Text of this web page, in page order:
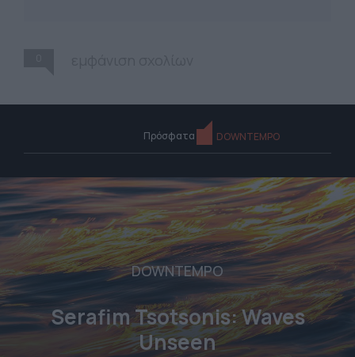
Πρόσφατα DOWNTEMPO
DOWNTEMPO
Serafim Tsotsonis: Waves
Unseen